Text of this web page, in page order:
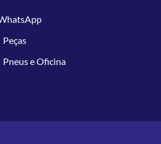
e Oficina